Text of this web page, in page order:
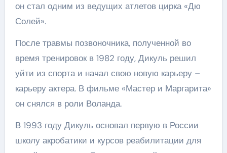
он стал одним из ведущих атлетов цирка «Дю
Солей».
После травмы позвоночника, полученной во
время тренировок в 1982 году, Дикуль решил
уйти из спорта и начал свою новую карьеру –
карьеру актера. В фильме «Мастер и Маргарита»
он снялся в роли Воланда.
В 1993 году Дикуль основал первую в России
школу акробатики и курсов реабилитации для